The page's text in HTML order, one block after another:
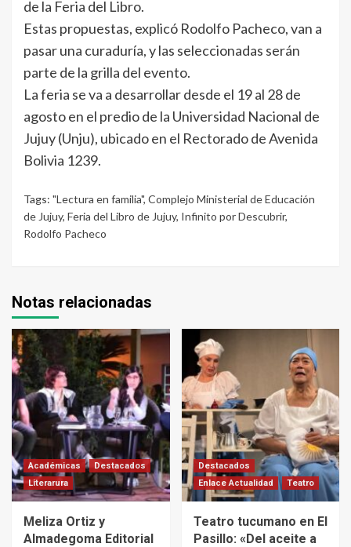
de la Feria del Libro.
Estas propuestas, explicó Rodolfo Pacheco, van a
pasar una curaduría, y las seleccionadas serán
parte de la grilla del evento.
La feria se va a desarrollar desde el 19 al 28 de
agosto en el predio de la Universidad Nacional de
Jujuy (Unju), ubicado en el Rectorado de Avenida
Bolivia 1239.
Tags: "Lectura en familia", Complejo Ministerial de Educación
de Jujuy, Feria del Libro de Jujuy, Infinito por Descubrir,
Rodolfo Pacheco
Notas relacionadas
Académicas
Destacados
Literarura
Meliza Ortiz y
Almadegoma Editorial
Destacados
Enlace Actualidad
Teatro
Teatro tucumano en El
Pasillo: «Del aceite a